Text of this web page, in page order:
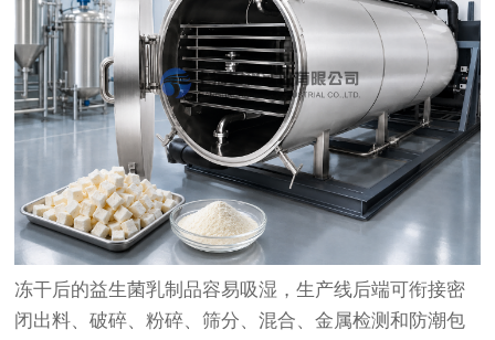
冻干后的益生菌乳制品容易吸湿，生产线后端可衔接密
闭出料、破碎、粉碎、筛分、混合、金属检测和防潮包